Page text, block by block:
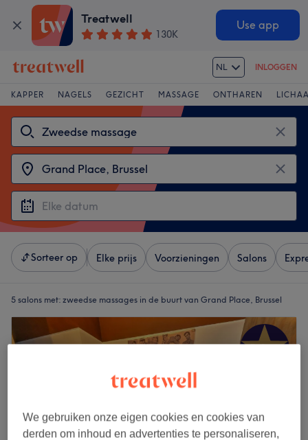
Treatwell
130K
Use app
NL INLOGGEN
KAPPER NAGELS GEZICHT MASSAGE ONTHAREN
Sorteer op Elke prijs Voorzieningen Salons
5 salons met: zweedse massages in de buurt van Grand Place, Brussel
We gebruiken onze eigen cookies en cookies van
derden om inhoud en advertenties te personaliseren,